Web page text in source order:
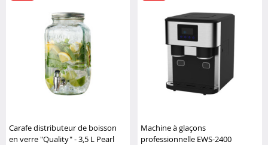
Carafe distributeur de boisson
en verre "Quality" - 3,5 L Pearl
Machine à glaçons
professionnelle EWS-2400